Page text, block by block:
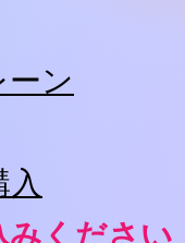
ーン
ください